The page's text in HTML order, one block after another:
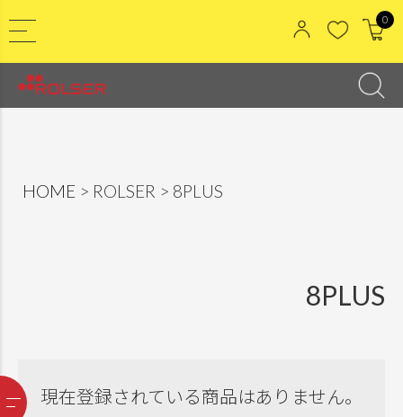
0
HOME ROLSER 8PLUS
8PLUS
現在登録されている商品はありません。